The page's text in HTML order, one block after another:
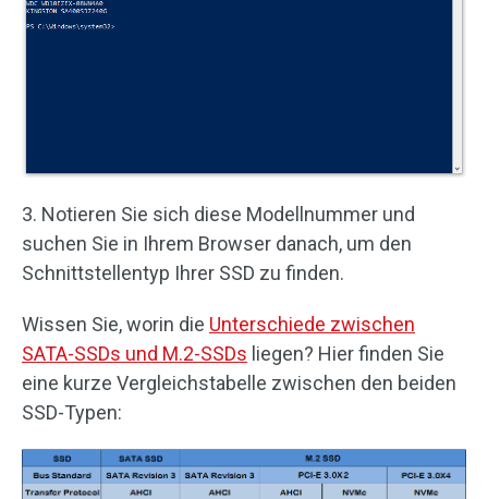
3. Notieren Sie sich diese Modellnummer und
suchen Sie in Ihrem Browser danach, um den
Schnittstellentyp Ihrer SSD zu finden.
Wissen Sie, worin die Unterschiede zwischen
SATA-SSDs und M.2-SSDs liegen? Hier finden Sie
eine kurze Vergleichstabelle zwischen den beiden
SSD-Typen: